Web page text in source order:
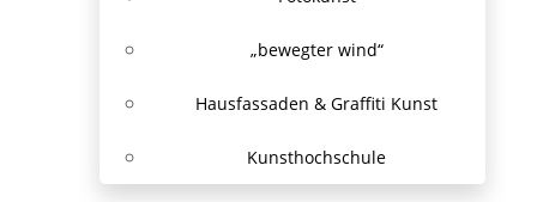
„bewegter wind“
Hausfassaden & Graffiti Kunst
Kunsthochschule